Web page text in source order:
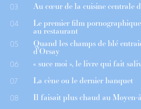
03 Au cœur de la cuisine centrale
04 Le premier film
au restaurant
05 Quand les champs de blé
d’Orsay
06 « suce moi », le livre qui fait
07 La cène ou le dernier banquet
08 Il faisait plus chaud au Moyen-